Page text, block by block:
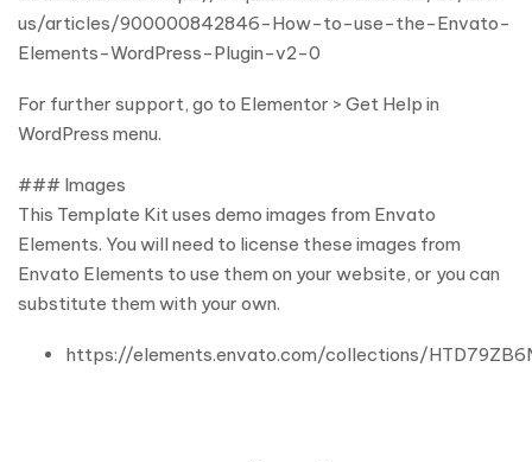
us/articles/900000842846-How-to-use-the-Envato-
Elements-WordPress-Plugin-v2-0
For further support, go to Elementor > Get Help in
WordPress menu.
### Images
This Template Kit uses demo images from Envato
Elements. You will need to license these images from
Envato Elements to use them on your website, or you can
substitute them with your own.
https://elements.envato.com/collections/